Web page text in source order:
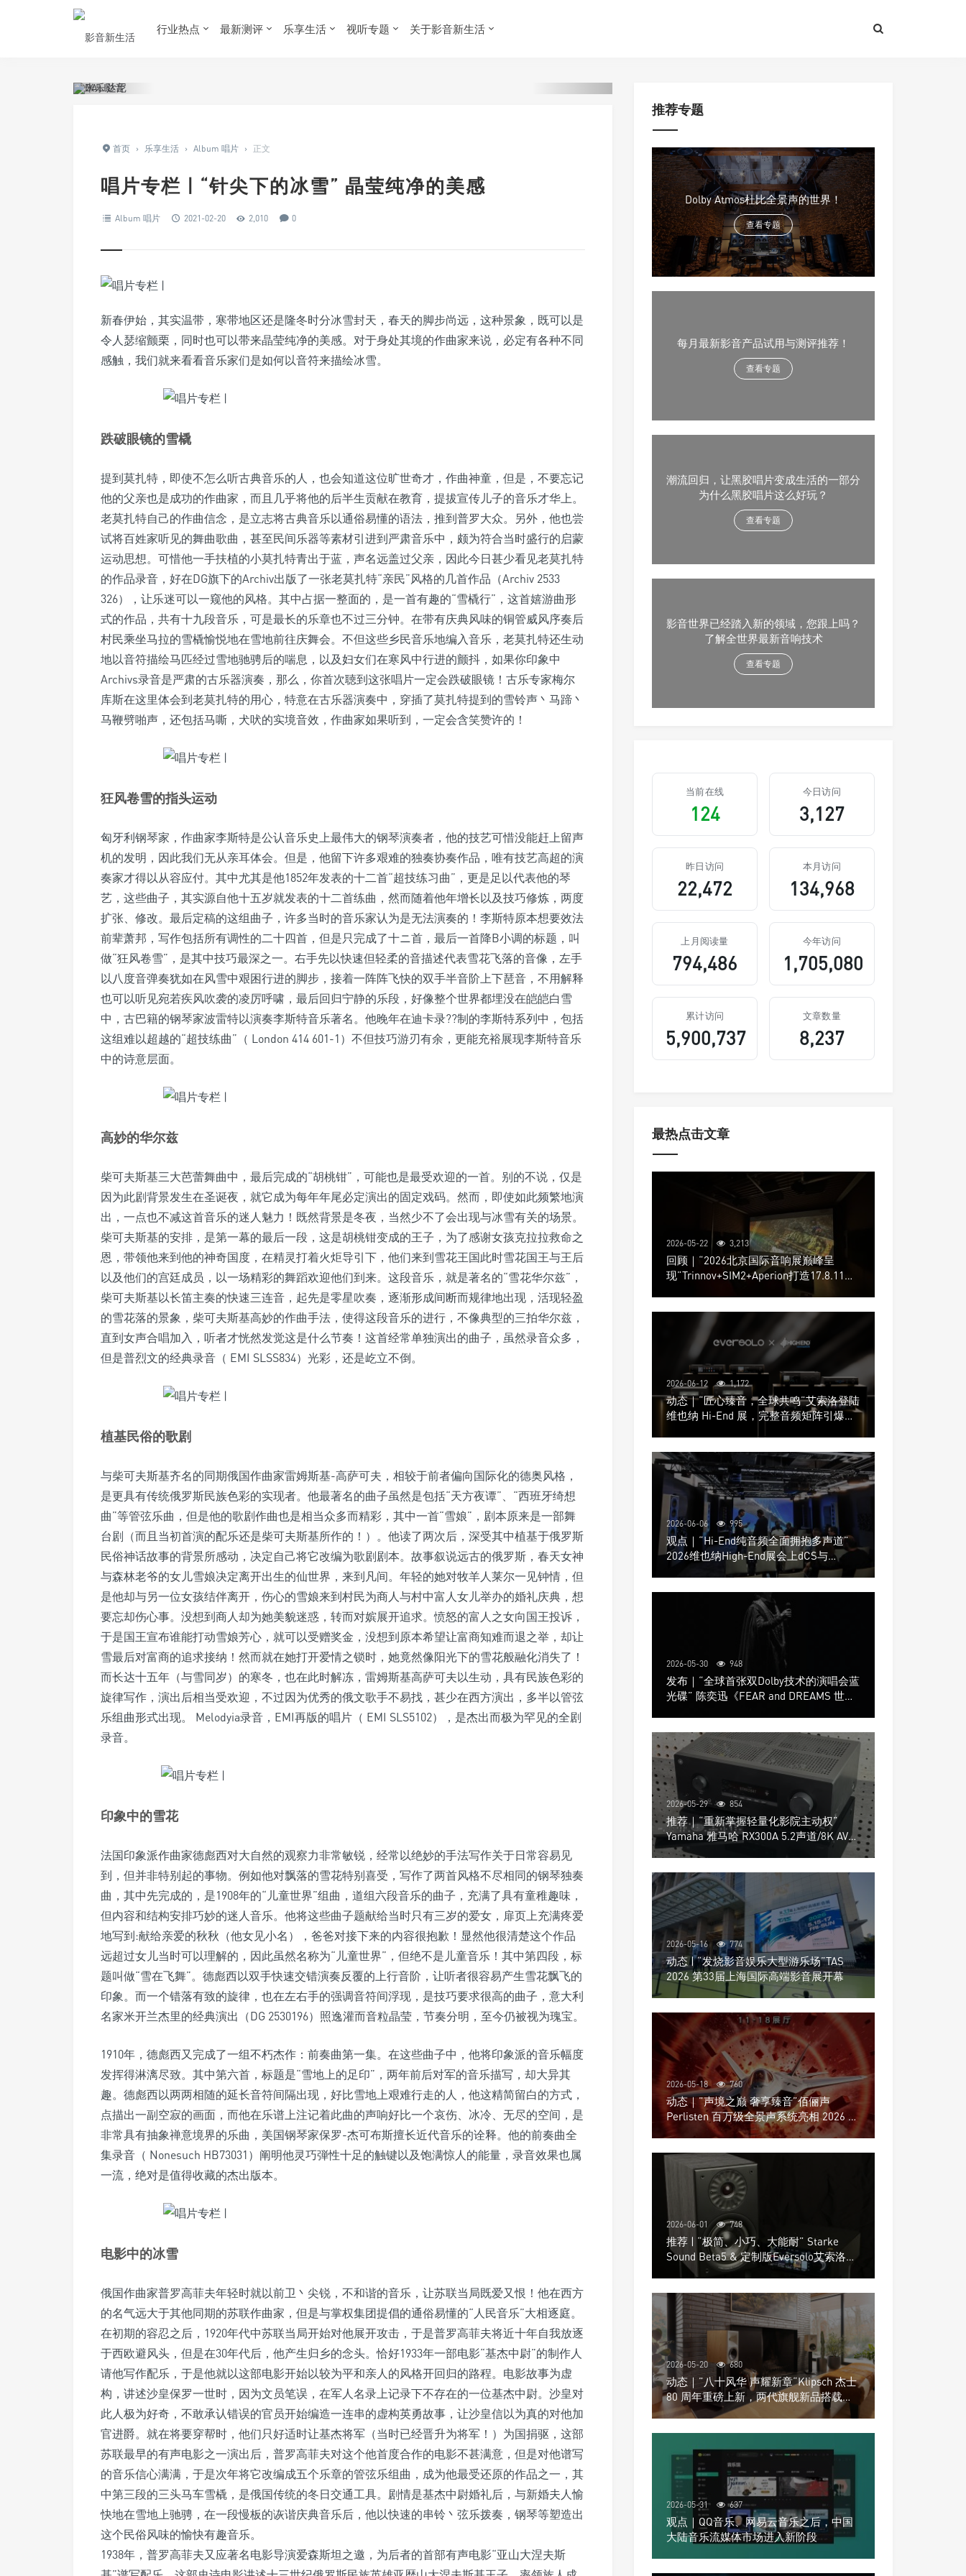
行业热点 最新测评 乐享生活 视听专题 关于影音新生活
首页 › 乐享生活 › Album 唱片 › 正文
唱片专栏 | “针尖下的冰雪” 晶莹纯净的美感
Album 唱片 2021-02-20 2,010 0
新春伊始，其实温带，寒带地区还是隆冬时分冰雪封天，春天的脚步尚远，这种景象，既可以是
令人瑟缩颤栗，同时也可以带来晶莹纯净的美感。对于身处其境的作曲家来说，必定有各种不同
感触，我们就来看看音乐家们是如何以音符来描绘冰雪。
跌破眼镜的雪橇
提到莫扎特，即使不怎么听古典音乐的人，也会知道这位旷世奇才，作曲神童，但是，不要忘记
他的父亲也是成功的作曲家，而且几乎将他的后半生贡献在教育，提拔宣传儿子的音乐才华上。
老莫扎特自己的作曲信念，是立志将古典音乐以通俗易懂的语法，推到普罗大众。另外，他也尝
试将百姓家听见的舞曲歌曲，甚至民间乐器等素材引进到严肃音乐中，颇为符合当时盛行的启蒙
运动思想。可惜他一手扶植的小莫扎特青出于蓝，声名远盖过父亲，因此今日甚少看见老莫扎特
的作品录音，好在DG旗下的Archiv出版了一张老莫扎特“亲民”风格的几首作品（Archiv 2533
326），让乐迷可以一窥他的风格。其中占据一整面的，是一首有趣的“雪橇行”，这首嬉游曲形
式的作品，共有十九段音乐，可是最长的乐章也不过三分钟。在带有庆典风味的铜管威风序奏后
村民乘坐马拉的雪橇愉悦地在雪地前往庆舞会。不但这些乡民音乐地编入音乐，老莫扎特还生动
地以音符描绘马匹经过雪地驰骋后的喘息，以及妇女们在寒风中行进的颤抖，如果你印象中
Archivs录音是严肃的古乐器演奏，那么，你首次聴到这张唱片一定会跌破眼镜！古乐专家梅尔
库斯在这里体会到老莫扎特的用心，特意在古乐器演奏中，穿插了莫扎特提到的雪铃声丶马蹄丶
马鞭劈啪声，还包括马嘶，犬吠的实境音效，作曲家如果听到，一定会含笑赞许的！
狂风卷雪的指头运动
匈牙利钢琴家，作曲家李斯特是公认音乐史上最伟大的钢琴演奏者，他的技艺可惜没能赶上留声
机的发明，因此我们无从亲耳体会。但是，他留下许多艰难的独奏协奏作品，唯有技艺高超的演
奏家才得以从容应付。其中尤其是他1852年发表的十二首“超技练习曲”，更是足以代表他的琴
艺，这些曲子，其实源自他十五岁就发表的十二首练曲，然而随着他年增长以及技巧修炼，两度
扩张、修改。最后定稿的这组曲子，许多当时的音乐家认为是无法演奏的！李斯特原本想要效法
前辈萧邦，写作包括所有调性的二十四首，但是只完成了十ニ首，最后一首降B小调的标题，叫
做“狂风卷雪”，是其中技巧最深之一。右手先以快速但轻柔的音描述代表雪花飞落的音像，左手
以八度音弹奏犹如在风雪中艰困行进的脚步，接着一阵阵飞快的双手半音阶上下琶音，不用解释
也可以听见宛若疾风吹袭的凌厉呼啸，最后回归宁静的乐段，好像整个世界都埋没在皑皑白雪
中，古巴籍的钢琴家波雷特以演奏李斯特音乐著名。他晚年在迪卡录??制的李斯特系列中，包括
这组难以超越的“超技练曲”（ London 414 601-1）不但技巧游刃有余，更能充裕展现李斯特音乐
中的诗意层面。
高妙的华尔兹
柴可夫斯基三大芭蕾舞曲中，最后完成的“胡桃钳”，可能也是最受欢迎的一首。别的不说，仅是
因为此剧背景发生在圣诞夜，就它成为每年年尾必定演出的固定戏码。然而，即使如此频繁地演
出，一点也不减这首音乐的迷人魅力！既然背景是冬夜，当然少不了会出现与冰雪有关的场景。
柴可夫斯基的安排，是第一幕的最后一段，这是胡桃钳变成的王子，为了感谢女孩克拉拉救命之
恩，带领他来到他的神奇国度，在精灵打着火炬导引下，他们来到雪花王国此时雪花国王与王后
以及他们的宫廷成员，以一场精彩的舞蹈欢迎他们到来。这段音乐，就是著名的“雪花华尔兹”，
柴可夫斯基以长笛主奏的快速三连音，起先是零星吹奏，逐渐形成间断而规律地出现，活现轻盈
的雪花落的景象，柴可夫斯基高妙的作曲手法，使得这段音乐的进行，不像典型的三拍华尔兹，
直到女声合唱加入，听者才恍然发觉这是什么节奏！这首经常单独演出的曲子，虽然录音众多，
但是普烈文的经典录音（ EMI SLSS834）光彩，还是屹立不倒。
植基民俗的歌剧
与柴可夫斯基齐名的同期俄国作曲家雷姆斯基-高萨可夫，相较于前者偏向国际化的德奥风格，
是更具有传统俄罗斯民族色彩的实现者。他最著名的曲子虽然是包括“天方夜谭”、“西班牙绮想
曲”等管弦乐曲，但是他的歌剧作曲也是相当众多而精彩，其中一首“雪娘”，剧本原来是一部舞
台剧（而且当初首演的配乐还是柴可夫斯基所作的！）。他读了两次后，深受其中植基于俄罗斯
民俗神话故事的背景所感动，决定自己将它改编为歌剧剧本。故事叙说远古的俄罗斯，春天女神
与森林老爷的女儿雪娘决定离开出生的仙世界，来到凡间。年轻的她对牧羊人莱尔一见钟情，但
是他却与另一位女孩结伴离开，伤心的雪娘来到村民为商人与村中富人女儿举办的婚礼庆典，想
要忘却伤心事。没想到商人却为她美貌迷惑，转而对嫔展开追求。愤怒的富人之女向国王投诉，
于是国王宣布谁能打动雪娘芳心，就可以受赠奖金，没想到原本希望让富商知难而退之举，却让
雪最后对富商的追求接纳！然而就在她打开爱情之锁时，她竟然像阳光下的雪花般融化消失了！
而长达十五年（与雪同岁）的寒冬，也在此时解冻，雷姆斯基高萨可夫以生动，具有民族色彩的
旋律写作，演出后相当受欢迎，不过因为优秀的俄文歌手不易找，甚少在西方演出，多半以管弦
乐组曲形式出现。 Melodyia录音，EMI再版的唱片（ EMI SLS5102），是杰出而极为罕见的全剧
录音。
印象中的雪花
法国印象派作曲家德彪西对大自然的观察力非常敏锐，经常以绝妙的手法写作关于日常容易见
到，但并非特别起的事物。例如他对飘落的雪花特别喜受，写作了两首风格不尽相同的钢琴独奏
曲，其中先完成的，是1908年的“儿童世界”组曲，道组六段音乐的曲子，充满了具有童稚趣味，
但内容和结构安排巧妙的迷人音乐。他将这些曲子题献给当时只有三岁的爱女，扉页上充满疼爱
地写到:献给亲爱的秋秋（他女见小名），爸爸对接下来的内容很抱歉！显然他很清楚这个作品
远超过女儿当时可以理解的，因此虽然名称为“儿童世界”，但绝不是儿童音乐！其中第四段，标
题叫做“雪在飞舞”。德彪西以双手快速交错演奏反覆的上行音阶，让听者很容易产生雪花飘飞的
印象。而一个错落有致的旋律，也在左右手的强调音符间浮现，是技巧要求很高的曲子，意大利
名家米开兰杰里的经典演出（DG 2530196）照逸灌而音粒晶莹，节奏分明，至今仍被视为瑰宝。
1910年，德彪西又完成了一组不朽杰作：前奏曲第一集。在这些曲子中，他将印象派的音乐幅度
发挥得淋漓尽致。其中第六首，标题是“雪地上的足印”，两年前后对军的音乐描写，却大异其
趣。德彪西以两两相随的延长音符间隔出现，好比雪地上艰难行走的人，他这精简留白的方式，
点描出一副空寂的画面，而他在乐谱上注记着此曲的声响好比一个哀伤、冰冷、无尽的空间，是
非常具有抽象禅意境界的乐曲，美国钢琴家保罗-杰可布斯擅长近代音乐的诠释。他的前奏曲全
集录音（ Nonesuch HB73031）阐明他灵巧弾性十足的触键以及饱满惊人的能量，录音效果也属
一流，绝对是值得收藏的杰出版本。
电影中的冰雪
俄国作曲家普罗高菲夫年轻时就以前卫丶尖锐，不和谐的音乐，让苏联当局既爱又恨！他在西方
的名气远大于其他同期的苏联作曲家，但是与掌权集团提倡的通俗易懂的“人民音乐”大相逐庭。
在初期的容忍之后，1920年代中苏联当局开始对他展开攻击，于是普罗高菲夫将近十年自我放逐
于西欧避风头，但是在30年代后，他产生归乡的念头。恰好1933年一部电影“基杰中尉”的制作人
请他写作配乐，于是他就以这部电影开始以较为平和亲人的风格开回归的路程。电影故事为虚
构，讲述沙皇保罗一世时，因为文员笔误，在军人名录上记录下不存在的一位基杰中尉。沙皇对
此人极为好奇，不敢承认错误的官员开始编造一连串的虚构英勇故事，让沙皇信以为真的对他加
官进爵。就在将要穿帮时，他们只好适时让基杰将军（当时已经晋升为将军！）为国捐驱，这部
苏联最早的有声电影之一演出后，普罗高菲夫对这个他首度合作的电影不甚满意，但是对他谱写
的音乐信心满满，于是次年将它改编成五个乐章的管弦乐组曲，成为他最受还原的作品之一，其
中第三段的三头马车雪橇，是俄国传统的冬日交通工具。剧情是基杰中尉婚礼后，与新婚夫人愉
快地在雪地上驰骋，在一段慢板的诙谐庆典音乐后，他以快速的串铃丶弦乐拨奏，钢琴等塑造出
这个民俗风味的愉快有趣音乐。
1938年，普罗高菲夫又应著名电影导演爱森斯坦之邀，为后者的首部有声电影“亚山大涅夫斯
推荐专题
Dolby Atmos杜比全景声的世界！
查看专题
每月最新影音产品试用与测评推荐！
查看专题
潮流回归，让黑胶唱片变成生活的一部分
为什么黑胶唱片这么好玩？
查看专题
影音世界已经踏入新的领域，您跟上吗？
了解全世界最新音响技术
查看专题
当前在线
124
今日访问
3,127
昨日访问
22,472
本月访问
134,968
上月阅读量
794,486
今年访问
1,705,080
累计访问
5,900,737
文章数量
8,237
最热点击文章
2026-05-22 3,213
回顾｜“2026北京国际音响展巅峰呈
现”Trinnov+SIM2+Aperion打造17.8.11声
2026-06-12 1,172
动态｜“匠心臻音，全球共鸣”艾索洛登陆
维也纳 Hi-End 展，完整音频矩阵引爆关
2026-06-06 995
观点｜“Hi-End纯音频全面拥抱多声道”
2026维也纳High-End展会上dCS与
Trinnov Audio搭建多声道演示系统
2026-05-30 948
发布｜“全球首张双Dolby技术的演唱会蓝
光碟” 陈奕迅《FEAR and DREAMS 世界
2026-05-29 854
推荐｜“重新掌握轻量化影院主动权”
Yamaha 雅马哈 RX300A 5.2声道/8K AV放
大器
2026-05-16 774
动态 | “发烧影音娱乐大型游乐场”TAS
2026 第33届上海国际高端影音展开幕
2026-05-18 760
动态｜”声境之巅 奢享臻音”佰俪声
Perlisten 百万级全景声系统亮相 2026 北
京国际音响展
2026-06-01 748
推荐 | “极简、小巧、大能耐” Starke
Sound Beta5 & 定制版Eversolo艾索洛
Play音响组合
2026-05-20 680
动态｜”八十风华 声耀新章“Klipsch 杰士
80 周年重磅上新，两代旗舰新品搭载硬
核配置音质再升级
2026-05-31 637
观点｜QQ音乐、网易云音乐之后，中国
大陆音乐流媒体市场进入新阶段